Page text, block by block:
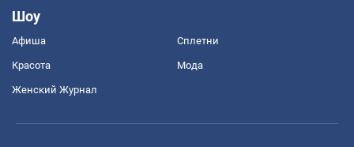
Шоу
Афиша Сплетни
Красота Мода
Женский Журнал